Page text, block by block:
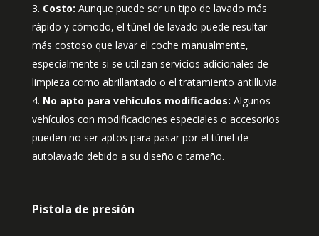
Costo: Aunque puede ser un tipo de lavado más
rápido y cómodo, el túnel de lavado puede resultar
más costoso que lavar el coche manualmente,
especialmente si se utilizan servicios adicionales de
limpieza como abrillantado o el tratamiento antilluvia.
No apto para vehículos modificados: Algunos
vehículos con modificaciones especiales o accesorios
pueden no ser aptos para pasar por el túnel de
autolavado debido a su diseño o tamaño.
Pistola de presión